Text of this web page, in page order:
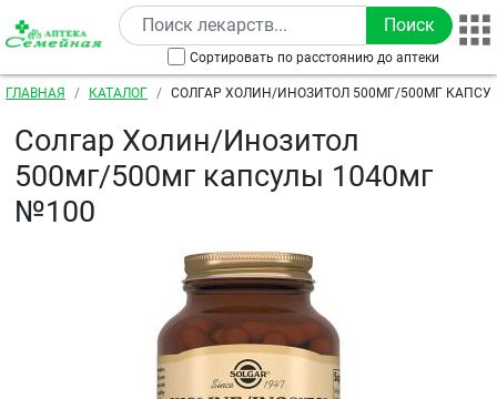
Перейти к основному содержанию
Сортировать по расстоянию до аптеки
Строка навигации
ГЛАВНАЯ КАТАЛОГ СОЛГАР ХОЛИН/ИНОЗИТОЛ 500МГ/500МГ
Солгар Холин/Инозитол
500мг/500мг капсулы 1040мг
№100